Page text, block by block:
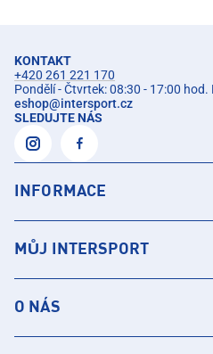
KONTAKT
+420 261 221 170
Pondělí - Čtvrtek: 08:30 - 17:00
eshop@intersport.cz
SLEDUJTE NÁS
INFORMACE
MŮJ INTERSPORT
O NÁS